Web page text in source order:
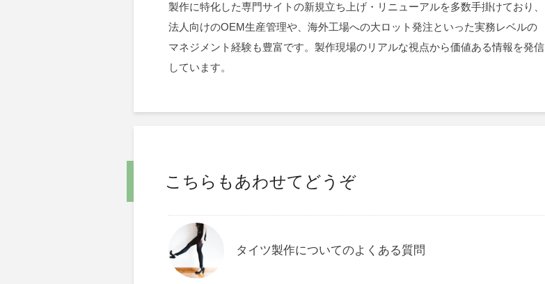
製作に特化した専門サイトの新規立ち上げ・リニューアルを多数手掛けており、
法人向けのOEM生産管理や、海外工場への大ロット発注といった実務レベルの
マネジメント経験も豊富です。製作現場のリアルな視点から価値ある情報を発信
しています。
こちらもあわせてどうぞ
タイツ製作についてのよくある質問